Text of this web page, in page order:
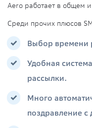
Aero работает в общем
Среди прочих плюсов
Выбор времени
Удобная
рассылки.
Много
поздравление